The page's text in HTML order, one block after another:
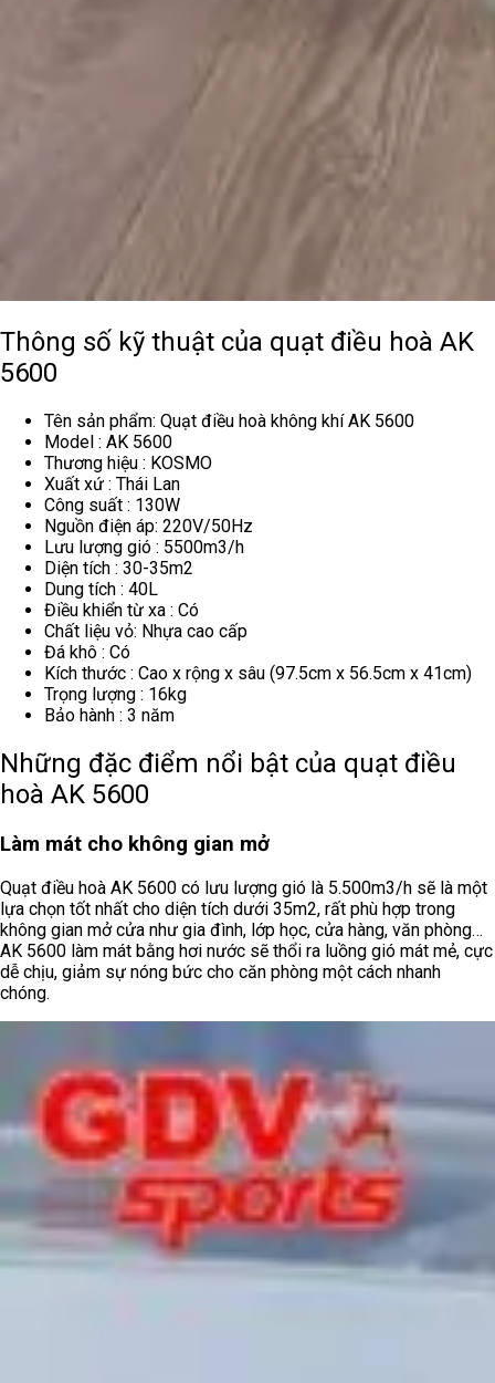
Thông số kỹ thuật của quạt điều hoà AK
5600
Tên sản phẩm: Quạt điều hoà không khí AK 5600
Model : AK 5600
Thương hiệu : KOSMO
Xuất xứ : Thái Lan
Công suất : 130W
Nguồn điện áp: 220V/50Hz
Lưu lượng gió : 5500m3/h
Diện tích : 30-35m2
Dung tích : 40L
Điều khiển từ xa : Có
Chất liệu vỏ: Nhựa cao cấp
Đá khô : Có
Kích thước : Cao x rộng x sâu (97.5cm x 56.5cm x 41cm)
Trọng lượng : 16kg
Bảo hành : 3 năm
Những đặc điểm nổi bật của quạt điều
hoà AK 5600
Làm mát cho không gian mở
Quạt điều hoà AK 5600 có lưu lượng gió là 5.500m3/h sẽ là một
lựa chọn tốt nhất cho diện tích dưới 35m2, rất phù hợp trong
không gian mở cửa như gia đình, lớp học, cửa hàng, văn phòng…
AK 5600 làm mát bằng hơi nước sẽ thổi ra luồng gió mát mẻ, cực
dễ chịu, giảm sự nóng bức cho căn phòng một cách nhanh
chóng.